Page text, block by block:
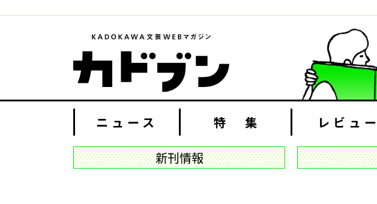
ニュース 特 集 レビュー
新刊情報